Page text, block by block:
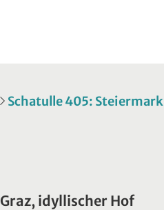
Schatulle 405: Steiermark
Graz, idyllischer Hof